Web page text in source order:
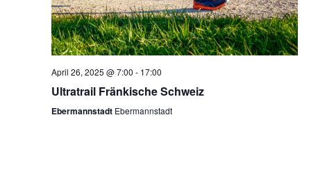
April 26, 2025 @ 7:00 - 17:00
Ultratrail Fränkische Schweiz
Ebermannstadt Ebermannstadt